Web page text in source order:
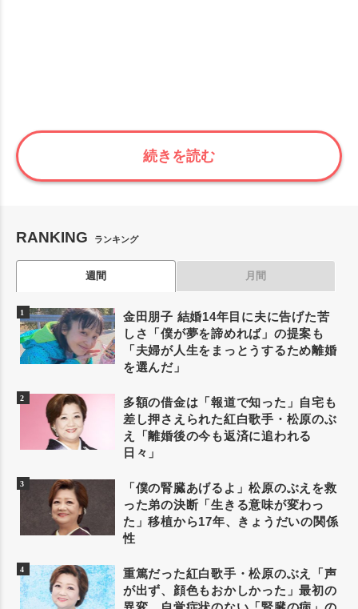
続きを読む
RANKING ランキング
週間 月間
金田朋子 結婚14年目に夫に告げた苦
しさ「僕が夢を諦めれば」の提案も
「夫婦が人生をまっとうするため離婚
を選んだ」
多額の借金は「報道で知った」自宅も
差し押さえられた紅白歌手・松原のぶ
え「離婚後の今も返済に追われる
日々」
「僕の腎臓あげるよ」松原のぶえを救
った弟の決断「生きる意味が変わっ
た」移植から17年、きょうだいの関係
性
重篤だった紅白歌手・松原のぶえ「声
が出ず、顔色もおかしかった」最初の